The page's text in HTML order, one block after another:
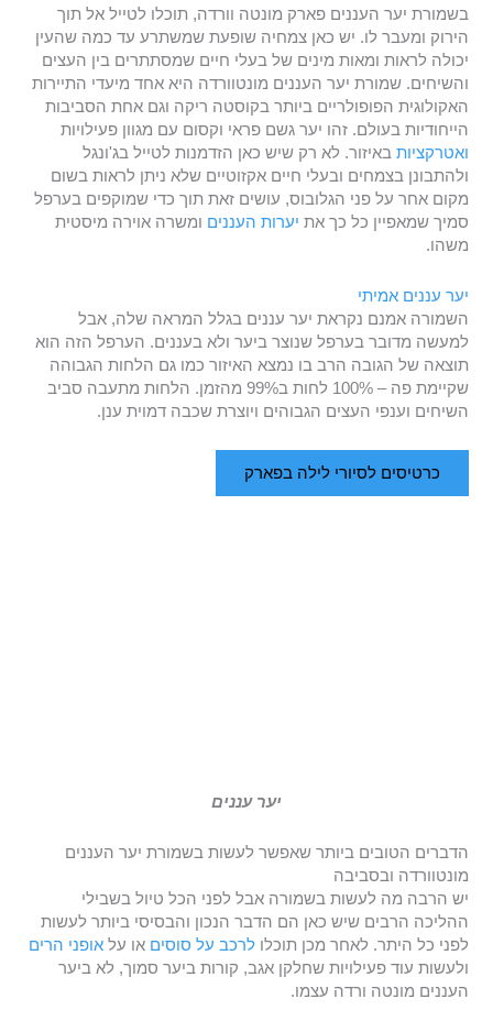
בשמורת יער העננים פארק מונטה וורדה, תוכלו לטייל אל תוך
הירוק ומעבר לו. יש כאן צמחיה שופעת שמשתרע עד כמה שהעין
יכולה לראות ומאות מינים של בעלי חיים שמסתתרים בין העצים
והשיחים. שמורת יער העננים מונטוורדה היא אחד מיעדי התיירות
האקולוגית הפופולריים ביותר בקוסטה ריקה וגם אחת הסביבות
הייחודיות בעולם. זהו יער גשם פראי וקסום עם מגוון פעילויות
ואטרקציות באיזור. לא רק שיש כאן הזדמנות לטייל בג'ונגל
ולהתבונן בצמחים ובעלי חיים אקזוטיים שלא ניתן לראות בשום
מקום אחר על פני הגלובוס, עושים זאת תוך כדי שמוקפים בערפל
סמיך שמאפיין כל כך את יערות העננים ומשרה אוירה מיסטית
משהו.
יער עננים אמיתי
השמורה אמנם נקראת יער עננים בגלל המראה שלה, אבל
למעשה מדובר בערפל שנוצר ביער ולא בעננים. הערפל הזה הוא
תוצאה של הגובה הרב בו נמצא האיזור כמו גם הלחות הגבוהה
שקיימת פה – 100% לחות ב99% מהזמן. הלחות מתעבה סביב
השיחים וענפי העצים הגבוהים ויוצרת שכבה דמוית ענן.
כרטיסים לסיורי לילה בפארק
יער עננים
הדברים הטובים ביותר שאפשר לעשות בשמורת יער העננים
מונטוורדה ובסביבה
יש הרבה מה לעשות בשמורה אבל לפני הכל טיול בשבילי
ההליכה הרבים שיש כאן הם הדבר הנכון והבסיסי ביותר לעשות
לפני כל היתר. לאחר מכן תוכלולרכב על סוסים או עלאופני הרים
ולעשות עוד פעילויות שחלקן אגב, קורות ביער סמוך, לא ביער
העננים מונטה ורדה עצמו.